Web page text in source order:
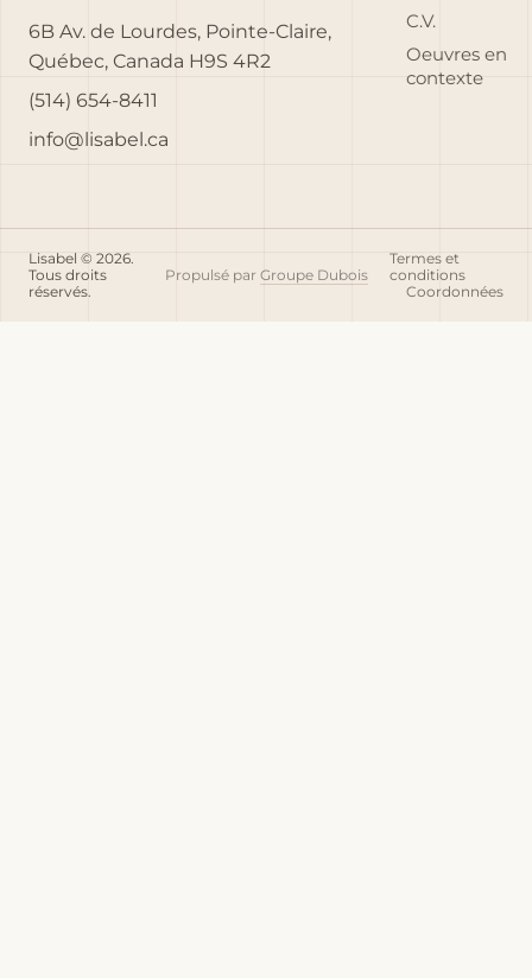
6B Av. de Lourdes, Pointe-Claire,
Québec, Canada H9S 4R2
(514) 654-8411
info@lisabel.ca
C.V.
Oeuvres en
contexte
Lisabel © 2026.
Tous droits
réservés.
Propulsé par Groupe Dubois
Termes et
conditions
Coordonnées